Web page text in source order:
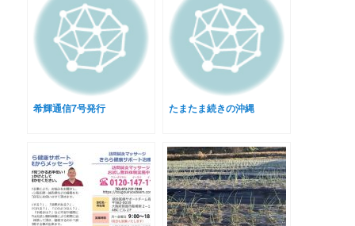
希輝通信7号発行 たまたま続きの沖縄